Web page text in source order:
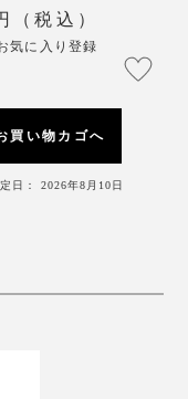
マジェットスタン
マグネットを搭載
ら、 iPhone 14
しっかり支えるこ
》
能です。
上)や、特殊な形状のケ
（税込）
気に入り登録
買い物カゴへ
日： 2026年8月10日